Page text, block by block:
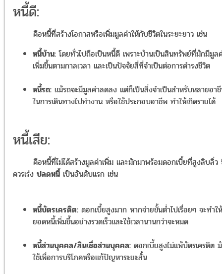
หนี้ดี:
คือหนี้ที่สร้างโอกาสหรือเพิ่มมูลค่าให้กับชีวิตในระยะยาว เช่น
หนี้บ้าน: โดยทั่วไปถือเป็นหนี้ดี เพราะบ้านเป็นสินทรัพย์ที่มักมีมูล
เพิ่มขึ้นตามกาลเวลา และเป็นปัจจัยสี่ที่จำเป็นต่อการดำรงชีวิต
หนี้รถ: แม้รถจะมีมูลค่าลดลง แต่ก็เป็นสิ่งจำเป็นสำหรับหลายอา
ในการเดินทางไปทำงาน หรือใช้ประกอบอาชีพ ทำให้เกิดรายได้
หนี้เสีย:
คือหนี้ที่ไม่ได้สร้างมูลค่าเพิ่ม และมักมาพร้อมดอกเบี้ยที่สูงลิบลิ่ว
ควรเร่ง ปลดหนี้ เป็นอันดับแรก เช่น
หนี้บัตรเครดิต: ดอกเบี้ยสูงมาก หากจ่ายขั้นต่ำไปเรื่อยๆ จะทำให้
ยอดหนี้เพิ่มขึ้นอย่างรวดเร็วและใช้เวลานานกว่าจะหมด
หนี้ส่วนบุคคล/สินเชื่อส่วนบุคคล: ดอกเบี้ยสูงไม่แพ้บัตรเครดิต
ใช้เพื่อการบริโภคหรือแก้ปัญหาระยะสั้น